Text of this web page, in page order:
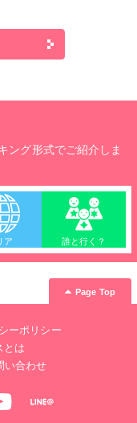
ング形式でご紹介しま
ア 誰と行く？
Page Top
ーポリシー
とは
い合わせ